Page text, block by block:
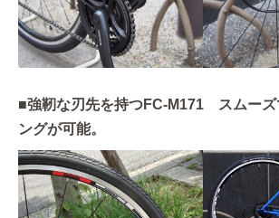
■強靭な刃先を持つFC-M171 スムーズ
ングが可能。